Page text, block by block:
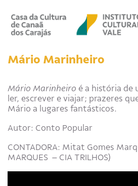
Mário Marinheiro
Mário Marinheiro é a história de
ler, escrever e viajar; prazeres
Mário a lugares fantásticos.
Autor: Conto Popular
CONTADORA: Mitat Gomes
MARQUES – CIA TRILHOS)